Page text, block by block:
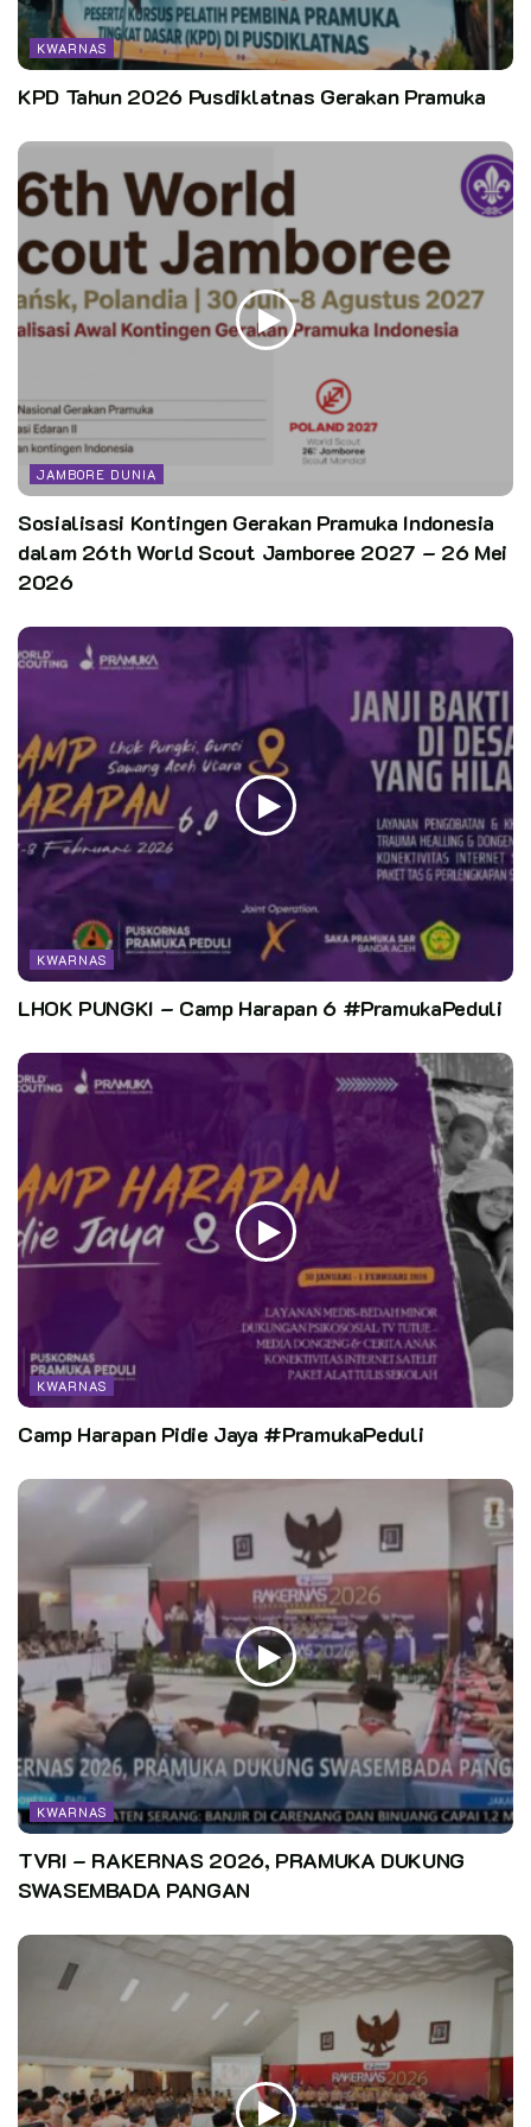
KWARNAS
KPD Tahun 2026 Pusdiklatnas Gerakan Pramuka
JAMBORE DUNIA
Sosialisasi Kontingen Gerakan Pramuka Indonesia
dalam 26th World Scout Jamboree 2027 – 26 Mei
2026
KWARNAS
LHOK PUNGKI – Camp Harapan 6 #PramukaPeduli
KWARNAS
Camp Harapan Pidie Jaya #PramukaPeduli
KWARNAS
TVRI – RAKERNAS 2026, PRAMUKA DUKUNG
SWASEMBADA PANGAN